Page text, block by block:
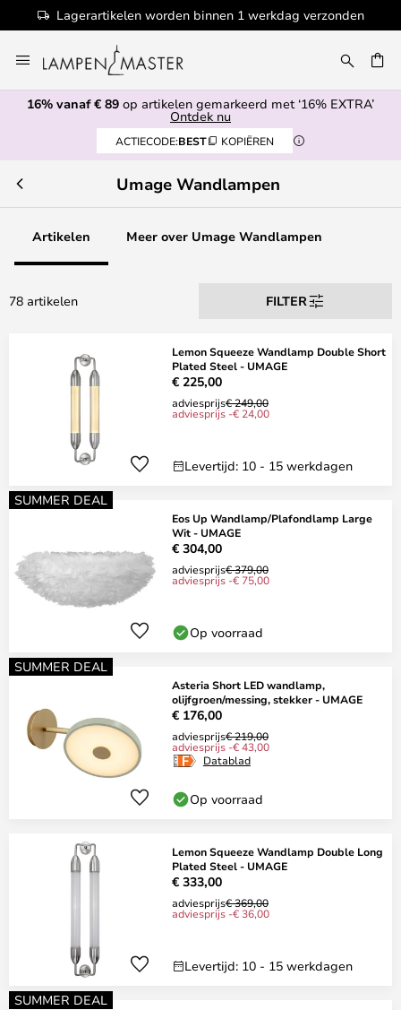
verzonden 100+ designermerken
naar
de
inhoud
16% vanaf € 89 op artikelen gemarkeerd met ‘16% EXTRA’
Ontdek nu
ACTIECODE:BEST KOPIËREN
Umage Wandlampen
Artikelen Meer over Umage Wandlampen
78 artikelen FILTER
Lemon Squeeze Wandlamp Double Short
Plated Steel - UMAGE
€ 225,00
adviesprijs€ 249,00
adviesprijs -€ 24,00
Levertijd: 10 - 15 werkdagen
SUMMER DEAL
Eos Up Wandlamp/Plafondlamp Large
Wit - UMAGE
€ 304,00
adviesprijs€ 379,00
adviesprijs -€ 75,00
Op voorraad
SUMMER DEAL
Asteria Short LED wandlamp,
olijfgroen/messing, stekker - UMAGE
€ 176,00
adviesprijs€ 219,00
adviesprijs -€ 43,00
Datablad
Op voorraad
Lemon Squeeze Wandlamp Double Long
Plated Steel - UMAGE
€ 333,00
adviesprijs€ 369,00
adviesprijs -€ 36,00
Levertijd: 10 - 15 werkdagen
SUMMER DEAL